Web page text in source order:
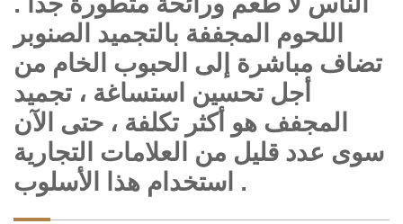
اللحوم المجففة بالتجميد الصنوبر
تضاف مباشرة إلى الحبوب الخام من
أجل تحسين استساغة ، تجميد
المجفف هو أكثر تكلفة ، حتى الآن
سوى عدد قليل من العلامات التجارية
استخدام هذا الأسلوب .